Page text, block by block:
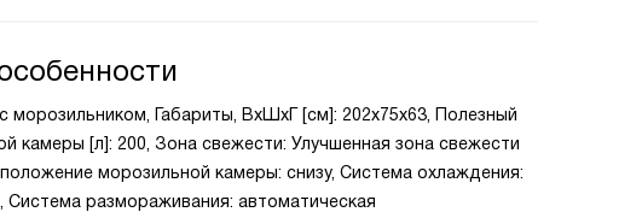
морозильником, Габариты, ВxШxГ [см]: 202x75x63, Полезный
камеры [л]: 200, Зона свежести: Улучшенная зона свежести
морозильной камеры: снизу, Система охлаждения:
Система размораживания: автоматическая